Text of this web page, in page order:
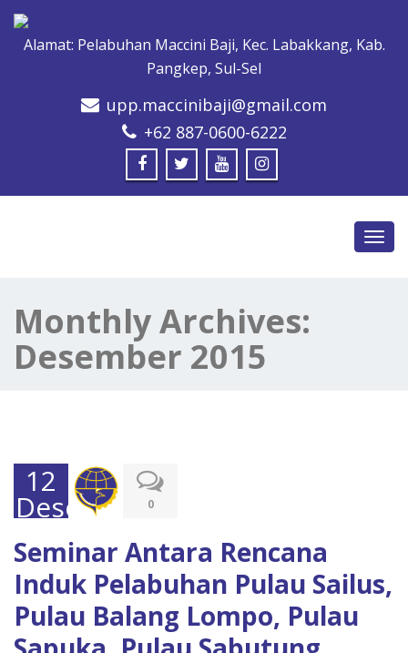
Alamat: Pelabuhan Maccini Baji, Kec. Labakkang, Kab.
Pangkep, Sul-Sel
upp.maccinibaji@gmail.com
+62 887-0600-6222
Monthly Archives:
Desember 2015
12
Desember
2015
0
Seminar Antara Rencana
Induk Pelabuhan Pulau Sailus,
Pulau Balang Lompo, Pulau